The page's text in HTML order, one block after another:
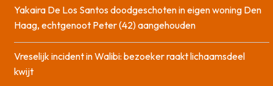
Yakaira De Los Santos doodgeschoten in eigen woning Den
Haag, echtgenoot Peter (42) aangehouden
Vreselijk incident in Walibi: bezoeker raakt lichaamsdeel
kwijt